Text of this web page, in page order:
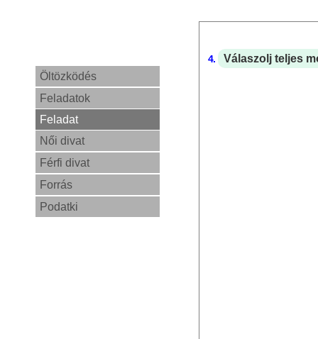
Öltözködés
Feladatok
Feladat
Női divat
Férfi divat
Forrás
Podatki
4. Válaszolj teljes